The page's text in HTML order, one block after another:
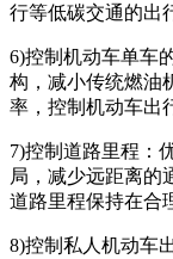
行等低碳交通的出
6)控制机动车单车
构，减小传统燃油
率，控制机动车出
7)控制道路里程：
局，减少远距离的
道路里程保持在合
8)控制私人机动车